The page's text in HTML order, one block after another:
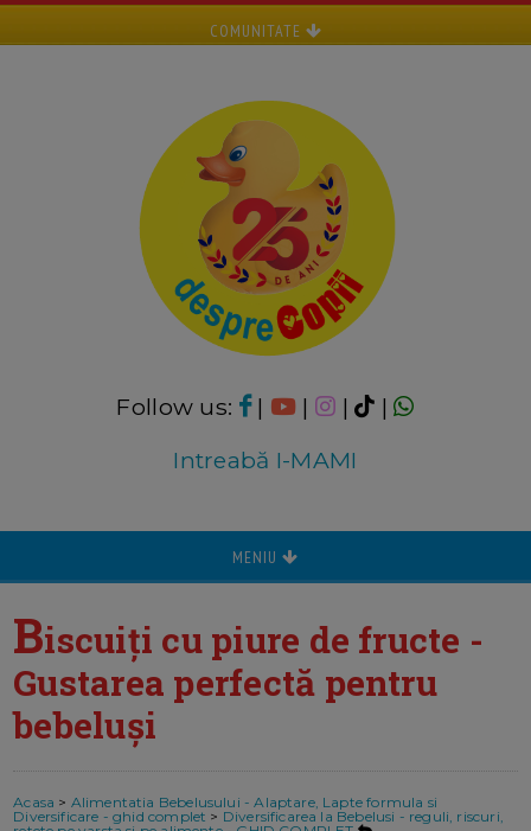
COMUNITATE
Follow us: | | |
|
Intreabă I-MAMI
MENIU
Biscuiți cu piure de fructe -
Gustarea perfectă pentru
bebeluși
Acasa > Alimentatia Bebelusului - Alaptare, Lapte formula si
Diversificare - ghid complet > Diversificarea la Bebelusi - reguli, riscuri,